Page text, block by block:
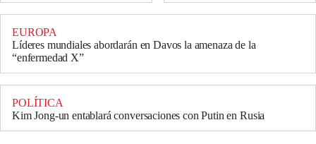
EUROPA
Líderes mundiales abordarán en Davos la amenaza de la
“enfermedad X”
POLÍTICA
Kim Jong-un entablará conversaciones con Putin en Rusia